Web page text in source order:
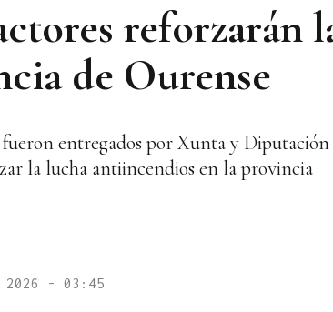
reforzarán
de Ourense
entregados por Xunta y
la lucha antiincendios en la provincia
2026 - 03:45